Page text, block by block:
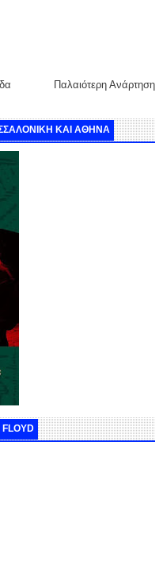
Παλαιότερη Ανάρτηση
ΚΑΙ ΑΘΗΝΑ